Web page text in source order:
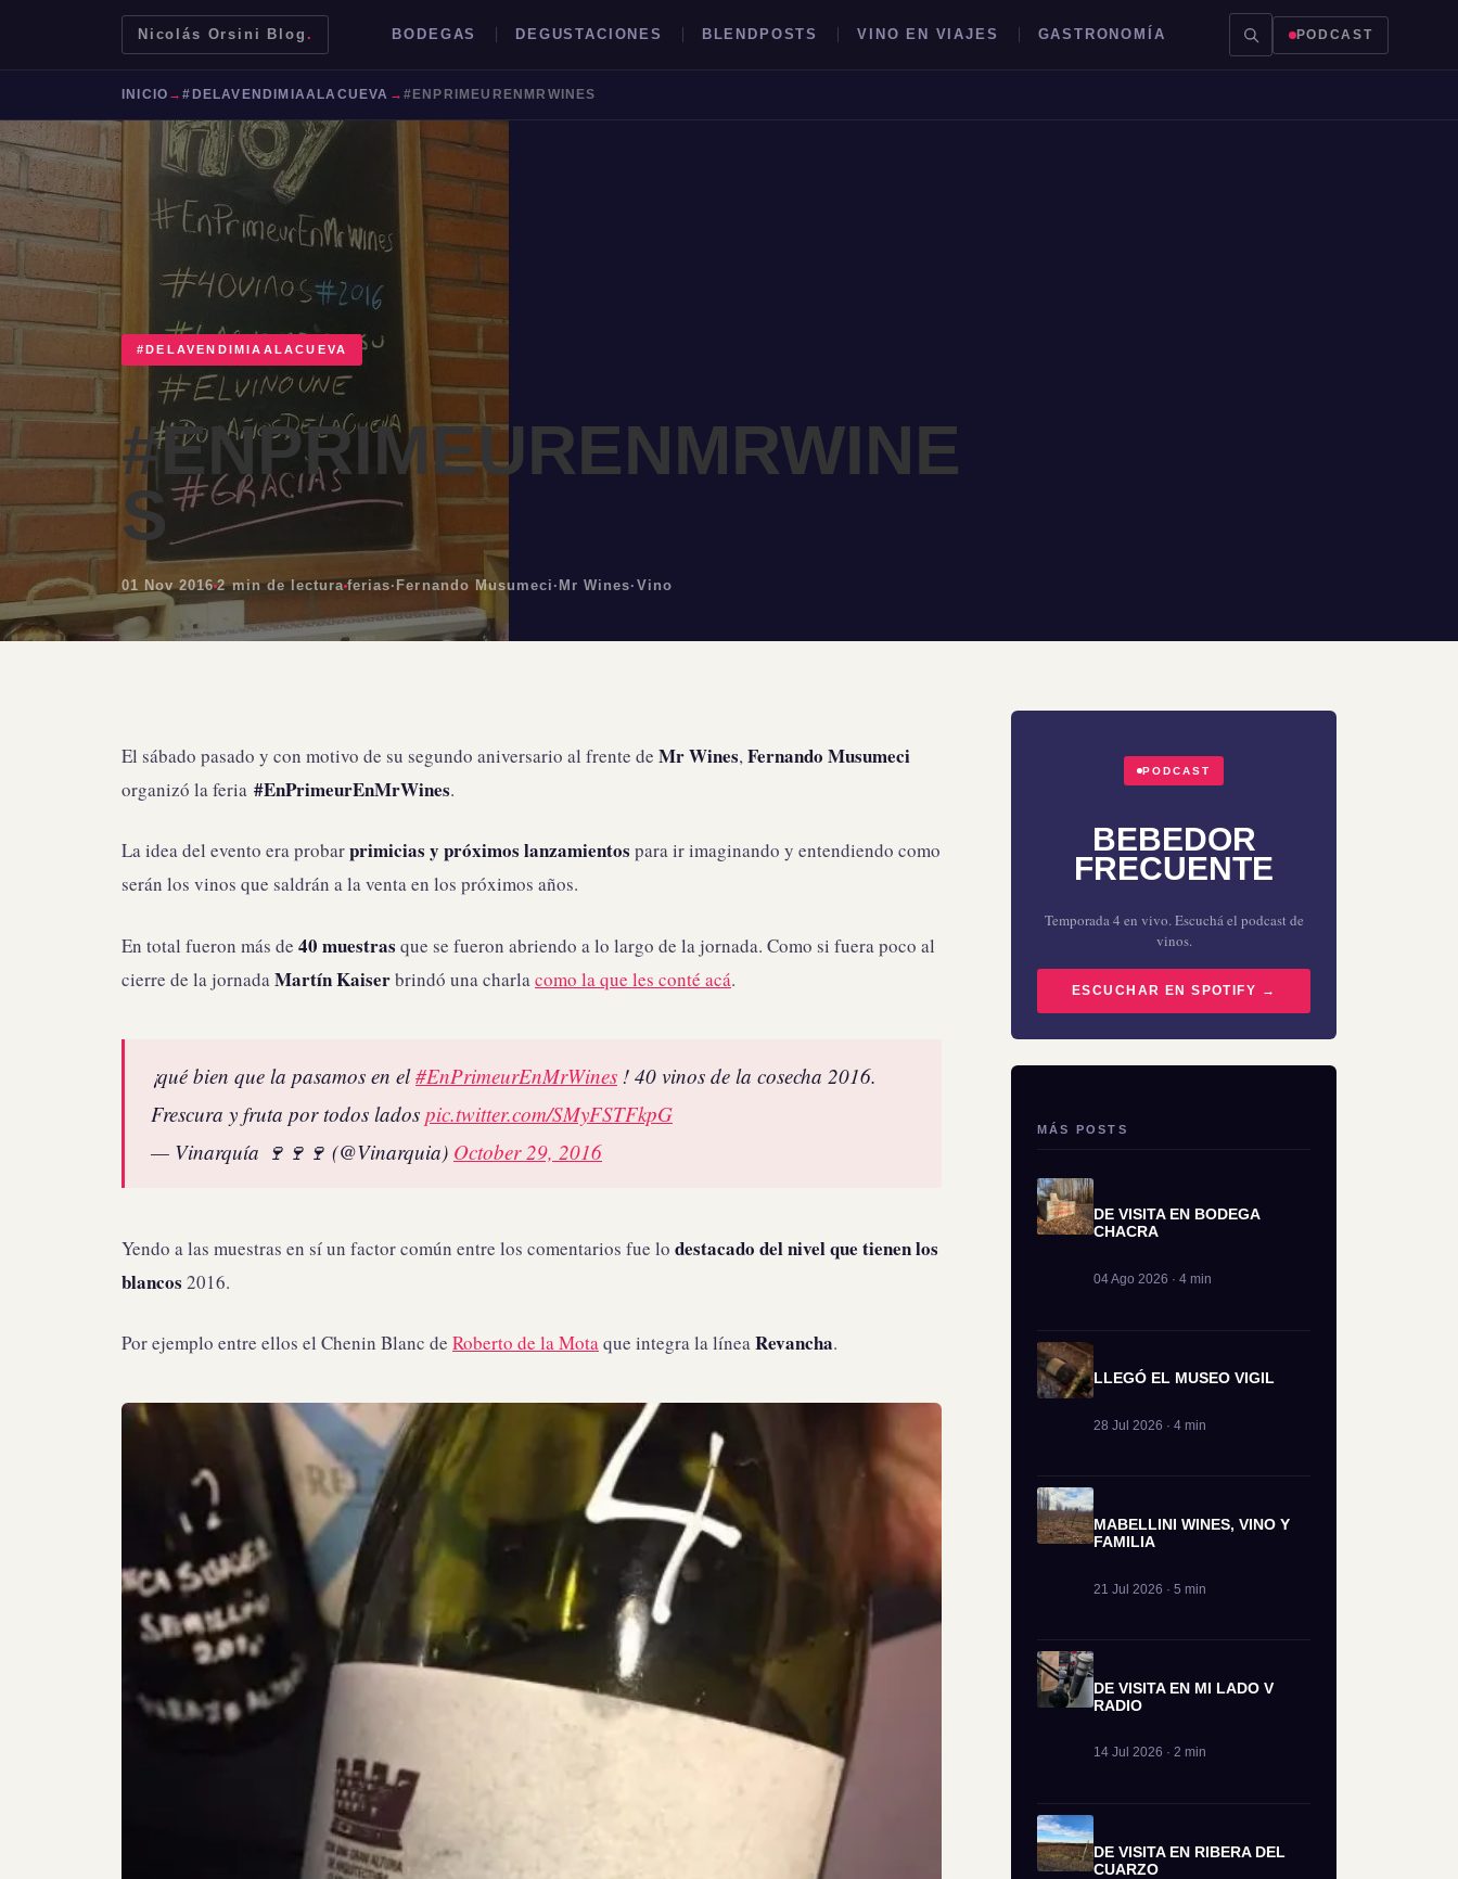
Nicolás Orsini Blog . BODEGAS DEGUSTACIONES BLENDPOSTS VINO EN VIAJES GASTRONOMÍA PODCAST
Mendoza Malbec Bodegas
INICIO →#DELAVENDIMIAALACUEVA → #ENPRIMEURENMRWINES
#DELAVENDIMIAALACUEVA
#ENPRIMEURENMRWINE
S
01 Nov 2016 2 min de lectura ferias· Fernando Musumeci · Mr Wines· Vino
El sábado pasado y con motivo de su segundo aniversario al frente de Mr Wines, Fernando Musumeci
organizó la feria #EnPrimeurEnMrWines.
La idea del evento era probarprimicias y próximos lanzamientos para ir imaginando y entendiendo como
serán los vinos que saldrán a la venta en los próximos años.
En total fueron más de 40 muestras que se fueron abriendo a lo largo de la jornada. Como si fuera poco al
cierre de la jornadaMartín Kaiserbrindó una charlacomo la que les conté acá.
¡qué bien que la pasamos en el#EnPrimeurEnMrWines ! 40 vinos de la cosecha 2016.
Frescura y fruta por todos lados pic.twitter.com/SMyFSTFkpG
— Vinarquía 🍷🍷🍷 (@Vinarquia) October 29, 2016
Yendo a las muestras en sí un factor común entre los comentarios fue lo destacado del nivel que tienen los
blancos 2016.
Por ejemplo entre ellos el Chenin Blanc de Roberto de la Motaque integra la líneaRevancha.
PODCAST
BEBEDOR
FRECUENTE
Temporada 4 en vivo. Escuchá el podcast de
vinos.
ESCUCHAR EN SPOTIFY →
MÁS POSTS
DE VISITA EN BODEGA
CHACRA
04 Ago 2026 · 4 min
LLEGÓ EL MUSEO VIGIL
28 Jul 2026 · 4 min
MABELLINI WINES, VINO Y
FAMILIA
21 Jul 2026 · 5 min
DE VISITA EN MI LADO V
RADIO
14 Jul 2026 · 2 min
DE VISITA EN RIBERA DEL
CUARZO